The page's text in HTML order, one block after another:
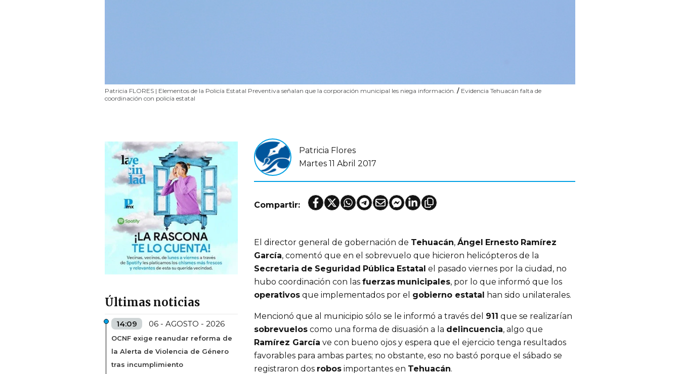
Patricia FLORES | Elementos de la Policía Estatal Preventiva señalan que la corporación municipal les niega información. / Evidencia Tehuacán falta de
coordinación con policía estatal
Últimas noticias
14:09 06 - AGOSTO - 2026
OCNF exige reanudar reforma de
la Alerta de Violencia de Género
tras incumplimiento
Patricia Flores
Martes 11 Abril 2017
Compartir:
El director general de gobernación de Tehuacán, Ángel Ernesto Ramírez
García, comentó que en el sobrevuelo que hicieron helicópteros de la
Secretaria de Seguridad Pública Estatal el pasado viernes por la ciudad, no
hubo coordinación con las fuerzas municipales, por lo que informó que los
operativos que implementados por el gobierno estatal han sido unilaterales.
Mencionó que al municipio sólo se le informó a través del 911 que se realizarían
sobrevuelos como una forma de disuasión a la delincuencia, algo que
Ramírez García ve con bueno ojos y espera que el ejercicio tenga resultados
favorables para ambas partes; no obstante, eso no bastó porque el sábado se
registraron dos robos importantes en Tehuacán.